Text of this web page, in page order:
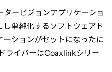
タービジョンアプリケーショ
単純化するソフトウェアド
ションがセットになったに
ライバーはCoaxlinkシリー